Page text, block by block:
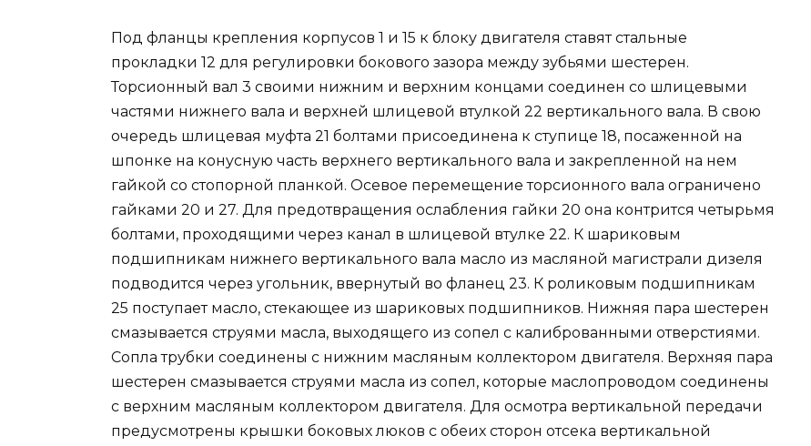
Под фланцы крепления корпусов 1 и 15 к блоку двигателя ставят стальные
прокладки 12 для регулировки бокового зазора между зубьями шестерен.
Торсионный вал 3 своими нижним и верхним концами соединен со шлицевыми
частями нижнего вала и верхней шлицевой втулкой 22 вертикального вала. В свою
очередь шлицевая муфта 21 болтами присоединена к ступице 18, посаженной на
шпонке на конусную часть верхнего вертикального вала и закрепленной на нем
гайкой со стопорной планкой. Осевое перемещение торсионного вала ограничено
гайками 20 и 27. Для предотвращения ослабления гайки 20 она контрится четырьмя
болтами, проходящими через канал в шлицевой втулке 22. К шариковым
подшипникам нижнего вертикального вала масло из масляной магистрали дизеля
подводится через угольник, ввернутый во фланец 23. К роликовым подшипникам
25 поступает масло, стекающее из шариковых подшипников. Нижняя пара шестерен
смазывается струями масла, выходящего из сопел с калиброванными отверстиями.
Сопла трубки соединены с нижним масляным коллектором двигателя. Верхняя пара
шестерен смазывается струями масла из сопел, которые маслопроводом соединены
с верхним масляным коллектором двигателя. Для осмотра вертикальной передачи
предусмотрены крышки боковых люков с обеих сторон отсека вертикальной